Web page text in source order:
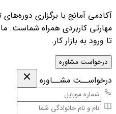
آکادمی آمانج با برگزاری
مهارتی کاربردی همراه شماست.
تا ورود به بازار کار.
درخواست مشاوره
درخواســت مشــاوره